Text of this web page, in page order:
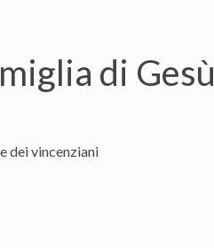
di Gesù
dei vincenziani